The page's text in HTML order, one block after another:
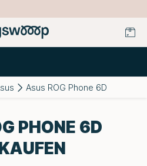
Asus ROG Phone 6D
PHONE 6D